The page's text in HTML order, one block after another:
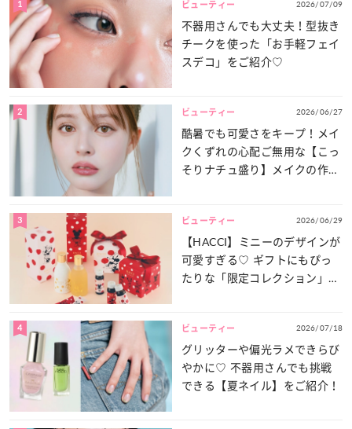
1 ビューティー 2026/07/09
不器用さんでも大丈夫！型抜き
チークを使った「お手軽フェイ
スデコ」をご紹介♡
2 ビューティー 2026/06/27
酷暑でも可愛さをキープ！メイ
クくずれの心配ご無用な【こっ
そりナチュ盛り】メイクの作り
3 ビューティー 2026/06/29
【HACCI】ミニーのデザインが
可愛すぎる♡ ギフトにもぴっ
たりな「限定コレクション」が
4 ビューティー 2026/07/18
グリッターや偏光ラメできらび
やかに♡ 不器用さんでも挑戦
できる【夏ネイル】をご紹介！